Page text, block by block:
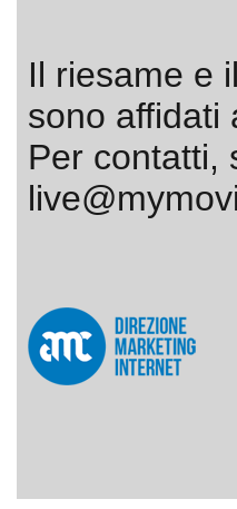
Il riesame e
sono affidati
Per contatti,